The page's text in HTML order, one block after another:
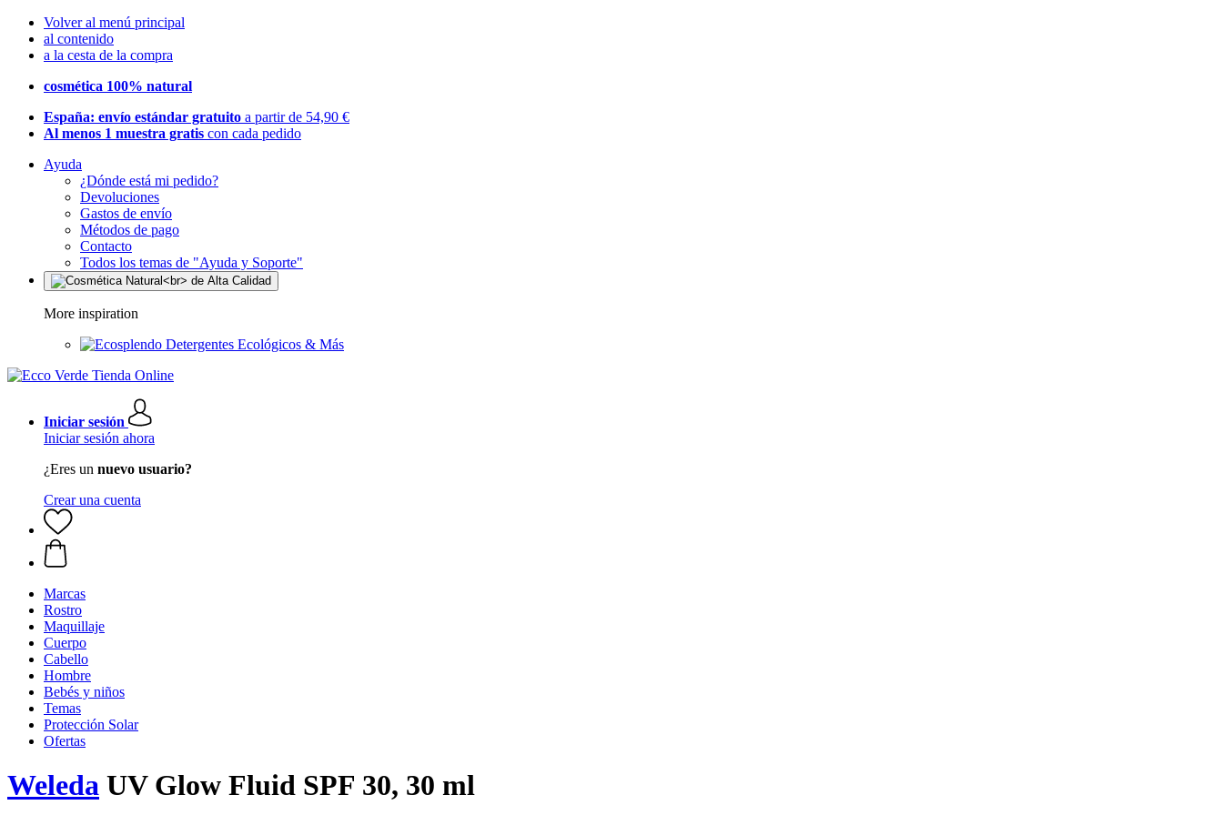
Volver al menú principal
al contenido
a la cesta de la compra
cosmética 100% natural
España: envío estándar gratuito a partir de 54,90 €
Al menos 1 muestra gratis con cada pedido
Ayuda
¿Dónde está mi pedido?
Devoluciones
Gastos de envío
Métodos de pago
Contacto
Todos los temas de "Ayuda y Soporte"
More inspiration
Detergentes Ecológicos & Más
Iniciar sesión
Iniciar sesión ahora
¿Eres un nuevo usuario?
Crear una cuenta
Marcas
Rostro
Maquillaje
Cuerpo
Cabello
Hombre
Bebés y niños
Temas
Protección Solar
Ofertas
Weleda UV Glow Fluid SPF 30, 30 ml